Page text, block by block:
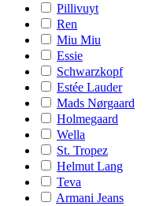
Pillivuyt
Ren
Miu Miu
Essie
Schwarzkopf
Estée Lauder
Mads Nørgaard
Holmegaard
Wella
St. Tropez
Helmut Lang
Teva
Armani Jeans